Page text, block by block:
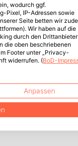
wodurch ggf.
Pixel, IP-Adressen sowie
Seite betten wir
Wir haben auf die
durch den Drittanbieter
die oben beschriebenen
Footer unter „Privacy-
widerrufen. (BoD-
Anpassen